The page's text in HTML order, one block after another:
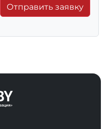
Отправить заявку